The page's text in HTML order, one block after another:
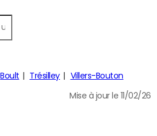
Boult Trésilley Villers-Bouton
Mise à jour le 11/02/26